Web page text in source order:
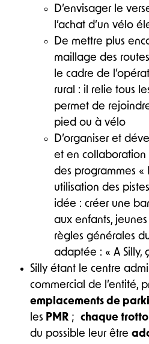
D’envisager le
l’achat d’un vélo
De mettre plus
maillage des
le cadre de
rural : il relie tous
permet de
pied ou à vélo
D’organiser et
et en
des programmes «
utilisation des
idée : créer une
aux enfants,
règles générales
adaptée : « A Silly,
Silly étant le centre
commercial de l’entité,
emplacements de
les PMR ; chaque
du possible leur être